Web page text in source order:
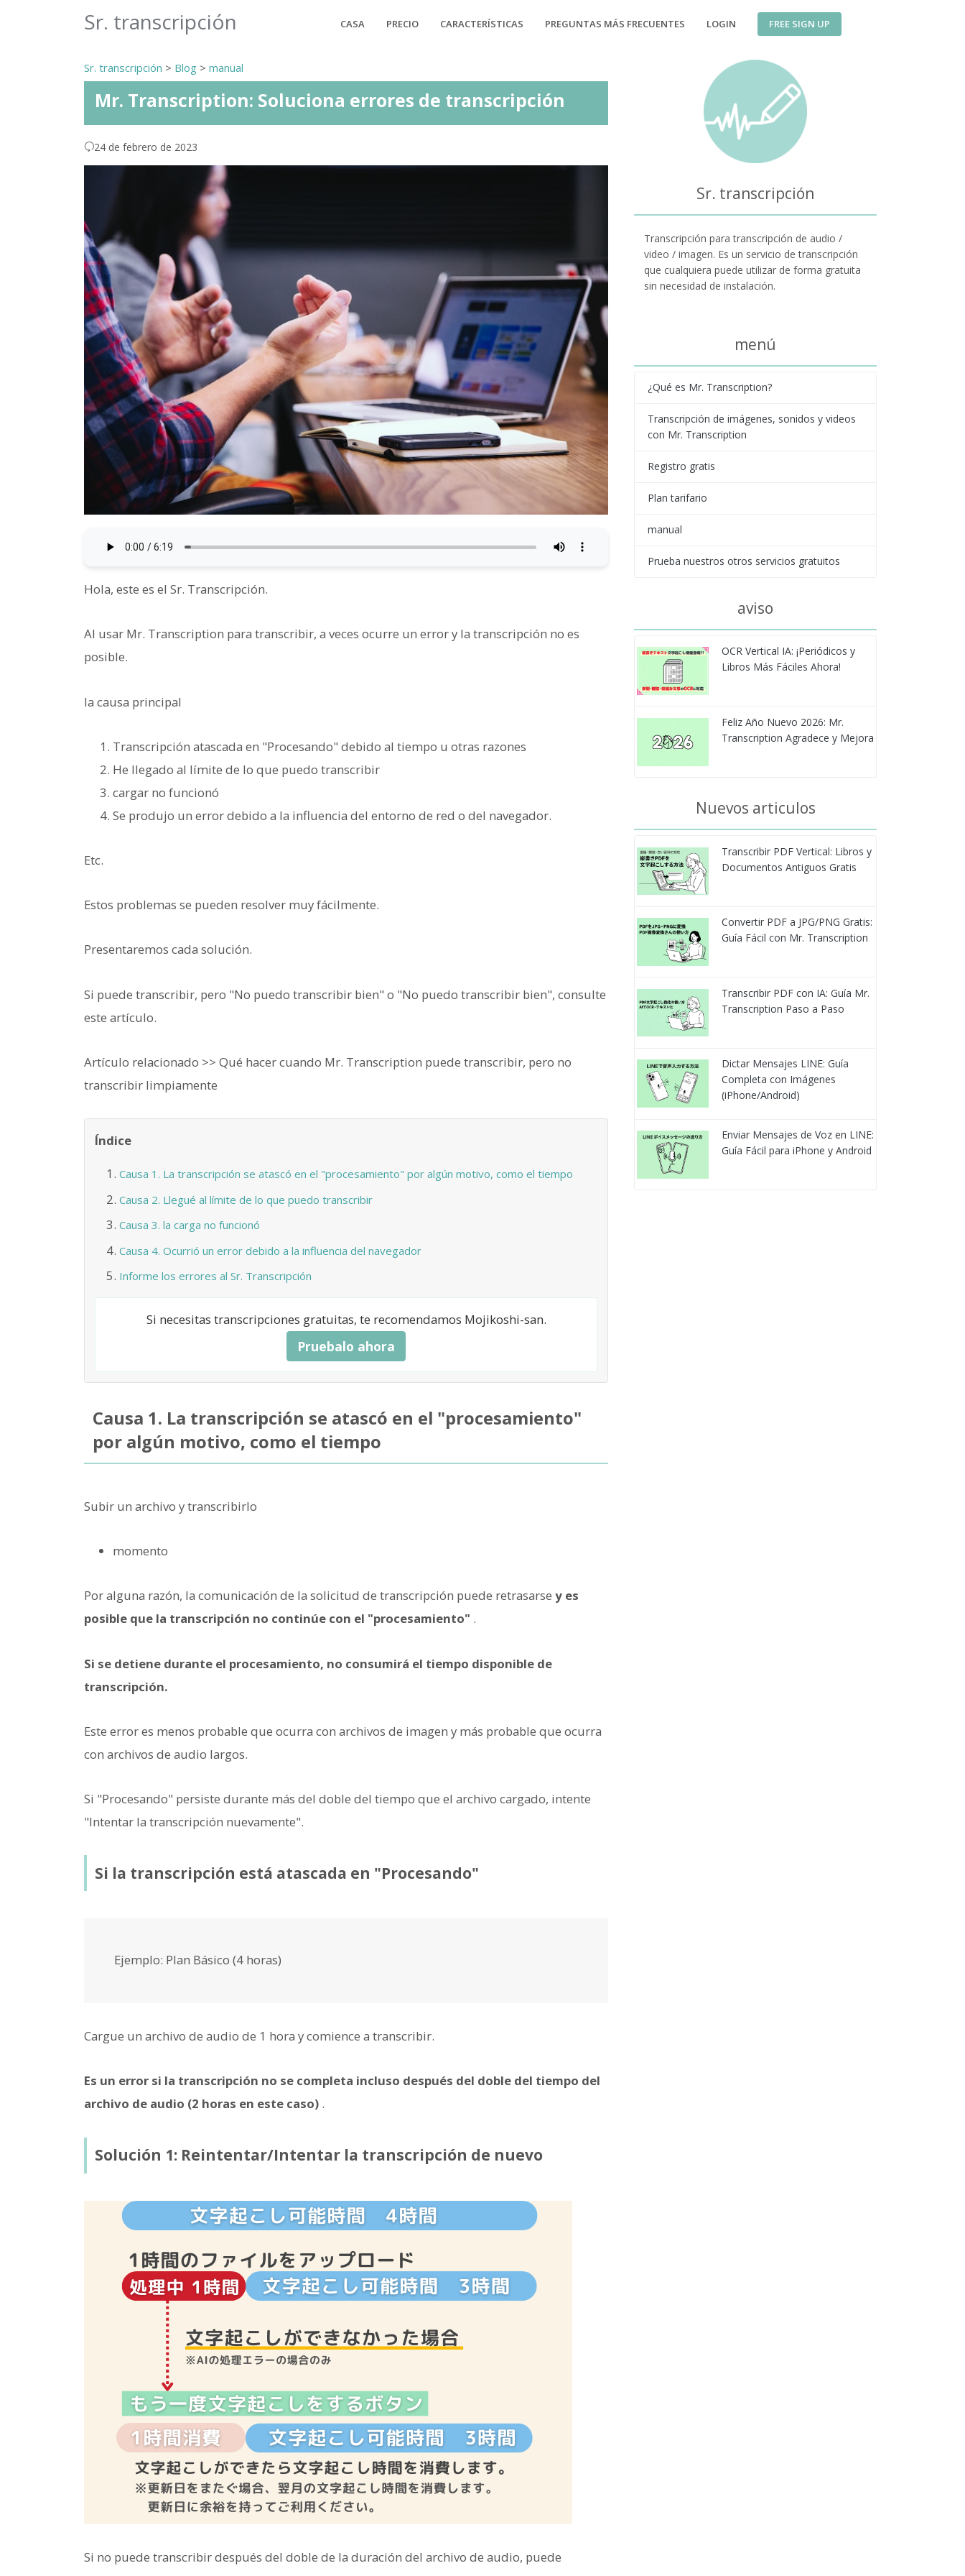
Sr. transcripción CASA PRECIO CARACTERÍSTICAS PREGUNTAS MÁS FRECUENTES LOGIN FREE SIGN UP
Sr. transcripción > Blog > manual
Mr. Transcription: Soluciona errores de transcripción
24 de febrero de 2023
Hola, este es el Sr. Transcripción.
Al usar Mr. Transcription para transcribir, a veces ocurre un error y la transcripción no es
posible.
la causa principal
Transcripción atascada en "Procesando" debido al tiempo u otras razones
He llegado al límite de lo que puedo transcribir
cargar no funcionó
Se produjo un error debido a la influencia del entorno de red o del navegador.
Etc.
Estos problemas se pueden resolver muy fácilmente.
Presentaremos cada solución.
Si puede transcribir, pero "No puedo transcribir bien" o "No puedo transcribir bien", consulte
este artículo.
Artículo relacionado >> Qué hacer cuando Mr. Transcription puede transcribir, pero no
transcribir limpiamente
Índice
Causa 1. La transcripción se atascó en el "procesamiento" por algún motivo, como el tiempo
Causa 2. Llegué al límite de lo que puedo transcribir
Causa 3. la carga no funcionó
Causa 4. Ocurrió un error debido a la influencia del navegador
Informe los errores al Sr. Transcripción
Si necesitas transcripciones gratuitas, te recomendamos Mojikoshi-san.
Pruebalo ahora
Causa 1. La transcripción se atascó en el "procesamiento"
por algún motivo, como el tiempo
Subir un archivo y transcribirlo
momento
Por alguna razón, la comunicación de la solicitud de transcripción puede retrasarse y es
posible que la transcripción no continúe con el "procesamiento" .
Si se detiene durante el procesamiento, no consumirá el tiempo disponible de
transcripción.
Este error es menos probable que ocurra con archivos de imagen y más probable que ocurra
con archivos de audio largos.
Si "Procesando" persiste durante más del doble del tiempo que el archivo cargado, intente
"Intentar la transcripción nuevamente".
Si la transcripción está atascada en "Procesando"
Ejemplo: Plan Básico (4 horas)
Cargue un archivo de audio de 1 hora y comience a transcribir.
Es un error si la transcripción no se completa incluso después del doble del tiempo del
archivo de audio (2 horas en este caso) .
Solución 1: Reintentar/Intentar la transcripción de nuevo
Si no puede transcribir después del doble de la duración del archivo de audio, puede
Sr. transcripción
Transcripción para transcripción de audio /
video / imagen. Es un servicio de transcripción
que cualquiera puede utilizar de forma gratuita
sin necesidad de instalación.
menú
¿Qué es Mr. Transcription?
Transcripción de imágenes, sonidos y videos
con Mr. Transcription
Registro gratis
Plan tarifario
manual
Prueba nuestros otros servicios gratuitos
aviso
OCR Vertical IA: ¡Periódicos y
Libros Más Fáciles Ahora!
Feliz Año Nuevo 2026: Mr.
Transcription Agradece y Mejora
Nuevos articulos
Transcribir PDF Vertical: Libros y
Documentos Antiguos Gratis
Convertir PDF a JPG/PNG Gratis:
Guía Fácil con Mr. Transcription
Transcribir PDF con IA: Guía Mr.
Transcription Paso a Paso
Dictar Mensajes LINE: Guía
Completa con Imágenes
(iPhone/Android)
Enviar Mensajes de Voz en LINE:
Guía Fácil para iPhone y Android